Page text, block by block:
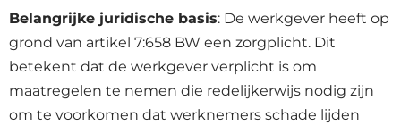
Belangrijke juridische basis: De werkgever heeft op
grond van artikel 7:658 BW een zorgplicht. Dit
betekent dat de werkgever verplicht is om
maatregelen te nemen die redelijkerwijs nodig zijn
om te voorkomen dat werknemers schade lijden